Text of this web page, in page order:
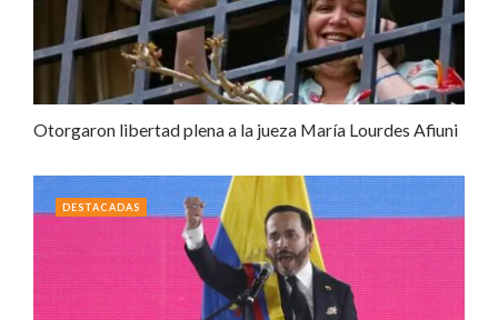
Otorgaron libertad plena a la jueza María Lourdes Afiuni
DESTACADAS